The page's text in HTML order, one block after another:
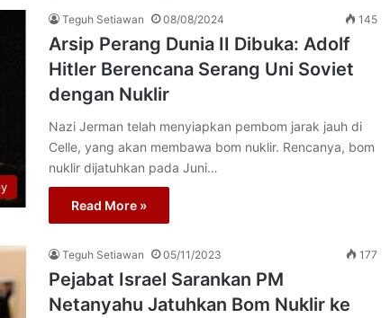
Teguh Setiawan 08/08/2024 145
Arsip Perang Dunia II Dibuka: Adolf
Hitler Berencana Serang Uni Soviet
dengan Nuklir
Nazi Jerman telah menyiapkan pembom jarak jauh di
Celle, yang akan membawa bom nuklir. Rencanya, bom
nuklir dijatuhkan pada Juni…
Read More »
Teguh Setiawan 05/11/2023 177
Pejabat Israel Sarankan PM
Netanyahu Jatuhkan Bom Nuklir ke